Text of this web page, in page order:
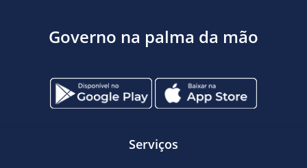
Governo na palma da mão
Serviços